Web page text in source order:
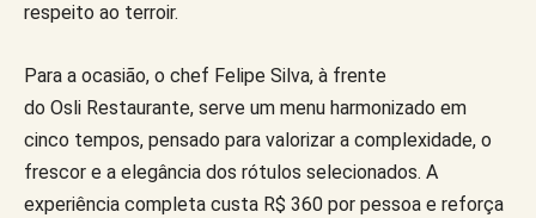
respeito ao terroir.
Para a ocasião, o chef Felipe Silva, à frente
do Osli Restaurante, serve um menu harmonizado em
cinco tempos, pensado para valorizar a complexidade, o
frescor e a elegância dos rótulos selecionados. A
experiência completa custa R$ 360 por pessoa e reforça